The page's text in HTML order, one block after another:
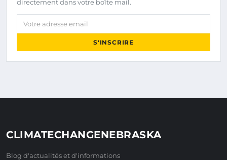
directement dans votre boîte mail.
Votre adresse email
S'INSCRIRE
CLIMATECHANGENEBRASKA
Blog d'actualités et d'informations